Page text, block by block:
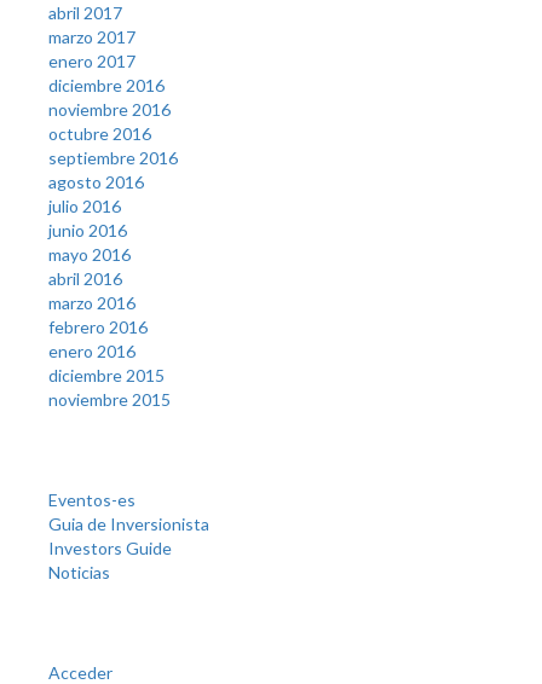
abril 2017
marzo 2017
enero 2017
diciembre 2016
noviembre 2016
octubre 2016
septiembre 2016
agosto 2016
julio 2016
junio 2016
mayo 2016
abril 2016
marzo 2016
febrero 2016
enero 2016
diciembre 2015
noviembre 2015
Eventos-es
Guia de Inversionista
Investors Guide
Noticias
Acceder